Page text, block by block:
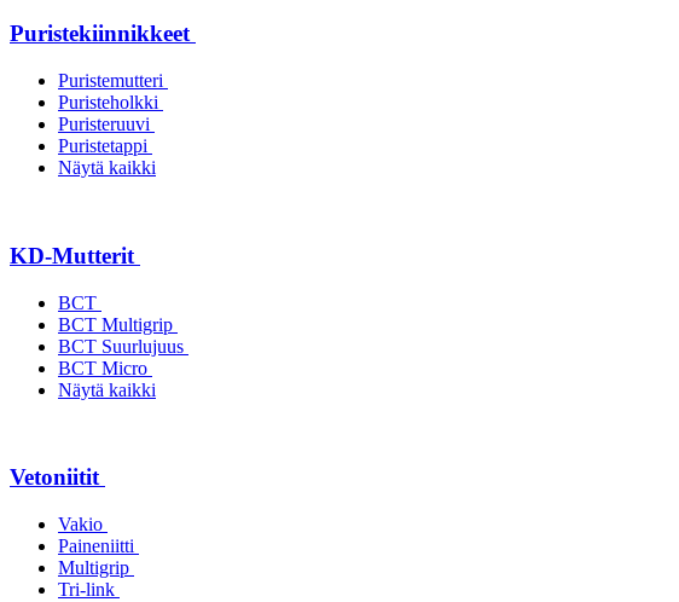
Puristekiinnikkeet
Puristemutteri
Puristeholkki
Puristeruuvi
Puristetappi
Näytä kaikki
KD-Mutterit
BCT
BCT Multigrip
BCT Suurlujuus
BCT Micro
Näytä kaikki
Vetoniitit
Vakio
Paineniitti
Multigrip
Tri-link